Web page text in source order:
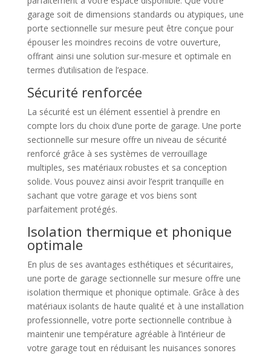
garage soit de dimensions standards ou atypiques, une
porte sectionnelle sur mesure peut être conçue pour
épouser les moindres recoins de votre ouverture,
offrant ainsi une solution sur-mesure et optimale en
termes d’utilisation de l’espace.
Sécurité renforcée
La sécurité est un élément essentiel à prendre en
compte lors du choix d’une porte de garage. Une porte
sectionnelle sur mesure offre un niveau de sécurité
renforcé grâce à ses systèmes de verrouillage
multiples, ses matériaux robustes et sa conception
solide. Vous pouvez ainsi avoir l’esprit tranquille en
sachant que votre garage et vos biens sont
parfaitement protégés.
Isolation thermique et phonique
optimale
En plus de ses avantages esthétiques et sécuritaires,
une porte de garage sectionnelle sur mesure offre une
isolation thermique et phonique optimale. Grâce à des
matériaux isolants de haute qualité et à une installation
professionnelle, votre porte sectionnelle contribue à
maintenir une température agréable à l’intérieur de
votre garage tout en réduisant les nuisances sonores